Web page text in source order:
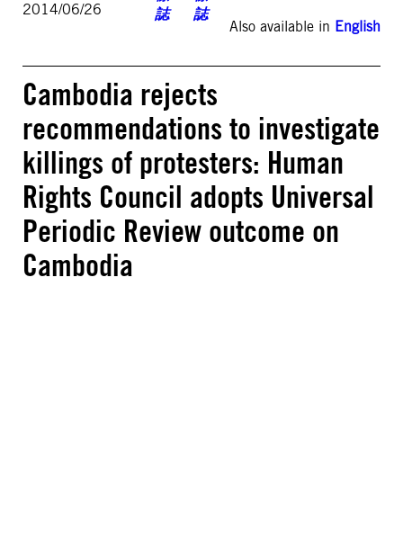
2014/06/26
Also available in English
Cambodia rejects
recommendations to investigate
killings of protesters: Human
Rights Council adopts Universal
Periodic Review outcome on
Cambodia